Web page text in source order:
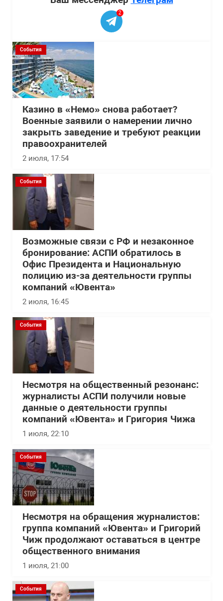
2
События
Казино в «Немо» снова работает?
Военные заявили о намерении лично
закрыть заведение и требуют реакции
правоохранителей
2 июля, 17:54
События
Возможные связи с РФ и незаконное
бронирование: АСПИ обратилось в
Офис Президента и Национальную
полицию из-за деятельности группы
компаний «Ювента»
2 июля, 16:45
События
Несмотря на общественный резонанс:
журналисты АСПИ получили новые
данные о деятельности группы
компаний «Ювента» и Григория Чижа
1 июля, 22:10
События
Несмотря на обращения журналистов:
группа компаний «Ювента» и Григорий
Чиж продолжают оставаться в центре
общественного внимания
1 июля, 21:00
События